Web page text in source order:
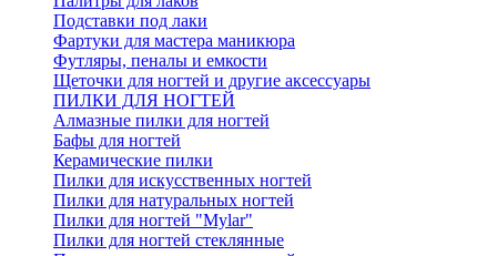
Подставки под лаки
Фартуки для мастера маникюра
Футляры, пеналы и емкости
Щеточки для ногтей и другие аксессуары
ПИЛКИ ДЛЯ НОГТЕЙ
Алмазные пилки для ногтей
Бафы для ногтей
Керамические пилки
Пилки для искусственных ногтей
Пилки для натуральных ногтей
Пилки для ногтей "Mylar"
Пилки для ногтей стеклянные